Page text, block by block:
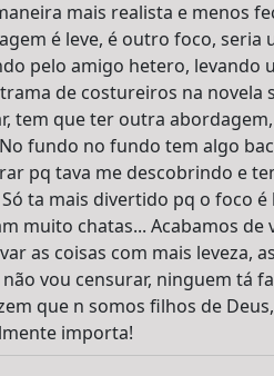
mais realista e menos
é leve, é outro foco, seria
pelo amigo hetero, levando
de costureiros na novela
tem que ter outra
fundo no fundo tem algo
pq tava me descobrindo e
ta mais divertido pq o foco
muito chatas... Acabamos de
as coisas com mais leveza,
vou censurar, ninguem tá
que n somos filhos de
importa!